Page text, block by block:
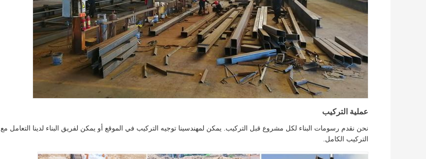
عملية التركيب
نحن نقدم رسومات البناء لكل مشروع قبل التركيب. يمكن لمهندسينا توجيه التركيب في الموقع أو يمكن لفريق البناء لدينا التعامل مع
التركيب الكامل.